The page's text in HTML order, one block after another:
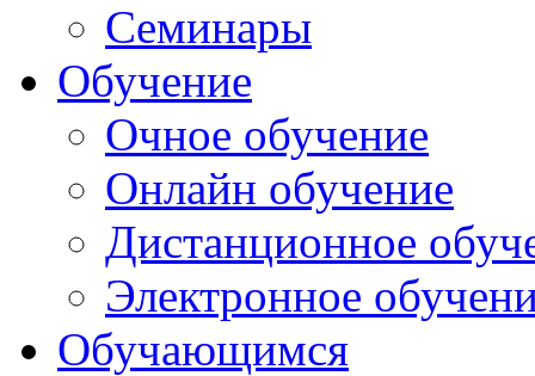
Семинары
Обучение
Очное обучение
Онлайн обучение
Дистанционное
Электронное
Обучающимся